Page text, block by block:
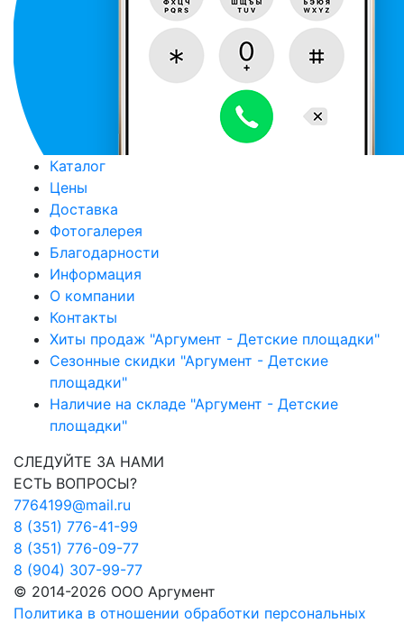
Каталог
Цены
Доставка
Фотогалерея
Благодарности
Информация
О компании
Контакты
Хиты продаж "Аргумент - Детские площадки"
Сезонные скидки "Аргумент - Детские
площадки"
Наличие на складе "Аргумент - Детские
площадки"
СЛЕДУЙТЕ ЗА НАМИ
ЕСТЬ ВОПРОСЫ?
7764199@mail.ru
8 (351) 776-41-99
8 (351) 776-09-77
8 (904) 307-99-77
© 2014-2026 ООО Аргумент
Политика в отношении обработки персональных